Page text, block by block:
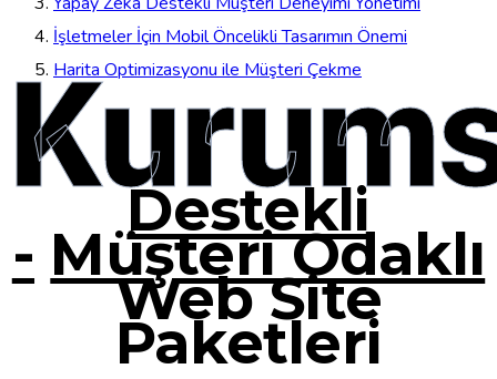
İşletmeler İçin Mobil Öncelikli Tasarımın Önemi
Harita Optimizasyonu ile Müşteri Çekme
Destekli
- Müşteri Odaklı
Web Site
Paketleri